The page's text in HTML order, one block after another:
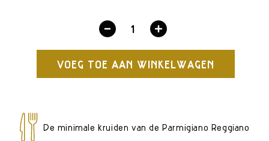
Verlaag
hoeveelheid
voor
Koeien
Verhoog
hoeveelheid
voor
Koeien
VOEG TOE AAN WINKELWAGEN
De minimale kruiden van de Parmigiano Reggiano